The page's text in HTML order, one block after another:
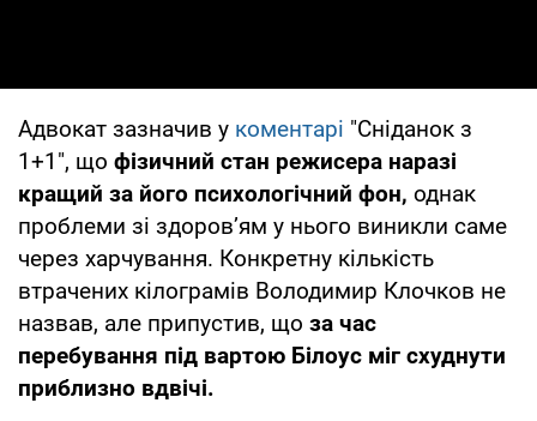
Адвокат зазначив у коментарі "Сніданок з
1+1", що фізичний стан режисера наразі
кращий за його психологічний фон, однак
проблеми зі здоров’ям у нього виникли саме
через харчування. Конкретну кількість
втрачених кілограмів Володимир Клочков не
назвав, але припустив, що за час
перебування під вартою Білоус міг схуднути
приблизно вдвічі.